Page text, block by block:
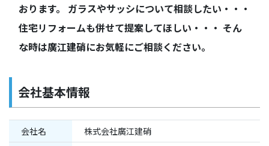
おります。 ガラスやサッシについて相談したい・・・
住宅リフォームも併せて提案してほしい・・・ そん
な時は廣江建硝にお気軽にご相談ください。
会社基本情報
会社名
株式会社廣江建硝